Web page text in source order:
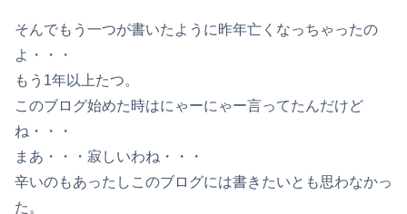
そんでもう一つが書いたように昨年亡くなっちゃったの
よ・・・
もう1年以上たつ。
このブログ始めた時はにゃーにゃー言ってたんだけど
ね・・・
まあ・・・寂しいわね・・・
辛いのもあったしこのブログには書きたいとも思わなかっ
た。